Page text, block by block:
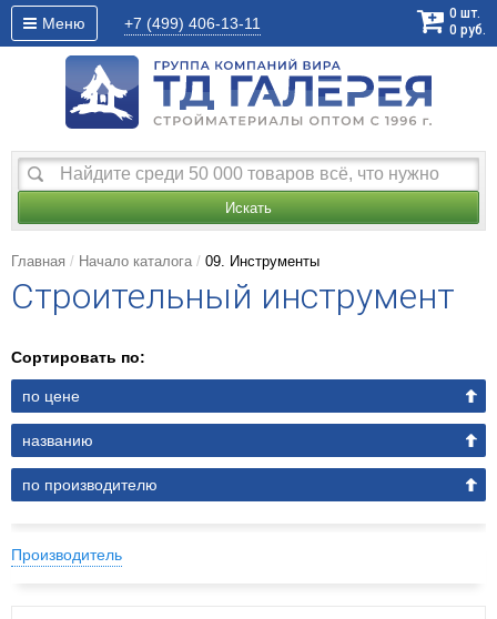
Меню +7 (499) 406-13-11
0 шт.
0 руб.
Искать
Главная Начало каталога 09. Инструменты
Строительный инструмент
Сортировать по:
по цене
названию
по производителю
Производитель